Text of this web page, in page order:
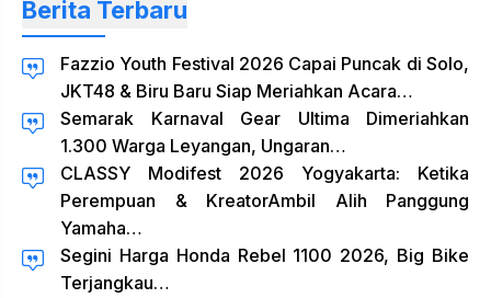
Berita Terbaru
Fazzio Youth Festival 2026 Capai Puncak di Solo,
JKT48 & Biru Baru Siap Meriahkan Acara…
Semarak Karnaval Gear Ultima Dimeriahkan
1.300 Warga Leyangan, Ungaran…
CLASSY Modifest 2026 Yogyakarta: Ketika
Perempuan & KreatorAmbil Alih Panggung
Yamaha…
Segini Harga Honda Rebel 1100 2026, Big Bike
Terjangkau…